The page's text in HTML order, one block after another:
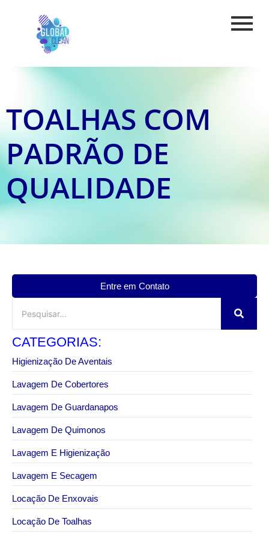
TOALHAS COM
PADRÃO DE
QUALIDADE
Entre em Contato
CATEGORIAS:
Higienização De Aventais
Lavagem De Cobertores
Lavagem De Guardanapos
Lavagem De Quimonos
Lavagem E Higienização
Lavagem E Secagem
Locação De Enxovais
Locação De Toalhas